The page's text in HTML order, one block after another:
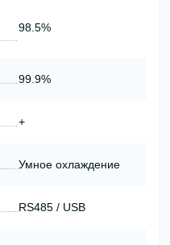
98.5%
99.9%
+
Умное охлаждение
RS485 / USB